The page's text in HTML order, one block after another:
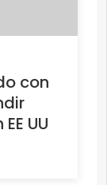
con
UU